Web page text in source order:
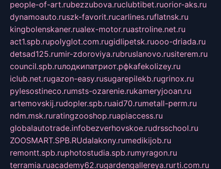
people-of-art.rubezzubova.ruclubtibet.ruorior-aks.ru
dynamoauto.ruszk-favorit.rucarlines.ruflatnsk.ru
kingbolenskaner.rualex-motor.ruastroline.net.ru
act1.spb.rupolyglot.com.rugidlipetsk.ruooo-driada.ru
detsad125.rumir-zdoroviya.rubruslanovo.rusiterem.ru
council.spb.ruлодкипатриот.рфkafekolizey.ru
iclub.net.rugazon-easy.rusugarepilekb.rugrinox.ru
pylesostineco.rumsts-ozarenie.rukameryjooan.ru
artemovskij.rudopler.spb.ruaid70.rumetall-perm.ru
ndm.msk.ruratingzooshop.ruapiaccess.ru
globalautotrade.infobezverhovskoe.rudrsschool.ru
ZOOSMART.SPB.RUdalakony.rumedikijob.ru
remontt.spb.ruphotostudia.spb.rumyragon.ru
terramia.ruacademy62.rugardengallereya.rurti.com.ru